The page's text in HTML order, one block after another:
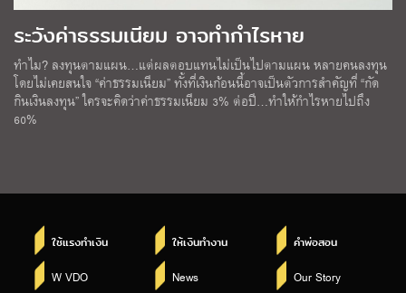
ระวังค่าธรรมเนียม อาจทำกำไรหาย
ทำไม? ลงทุนตามแผน…แต่ผลตอบแทนไม่เป็นไปตามแผน หลายคนลงทุน
โดยไม่เคยสนใจ “ค่าธรรมเนียม” ทั้งที่เงินก้อนนี้อาจเป็นตัวการสำคัญที่ “กัด
กินเงินลงทุน” ใครจะคิดว่าค่าธรรมเนียม 3% ต่อปี…ทำให้กำไรหายไปถึง
60%
ใช้แรงทำเงิน ให้เงินทำงาน คำพ่อสอน
W VDO News Our Story